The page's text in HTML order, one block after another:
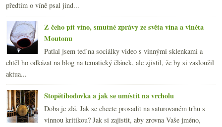
předtím o víně psal jind...
Z čeho pít víno, smutné zprávy ze světa vína a viněta
Moutonu
Patlal jsem teď na sociálky video s vinnými sklenkami a
chtěl ho odkázat na blog na tematický článek, ale zjistil, že by si zasloužil
aktua...
Stopětibodovka a jak se umístit na vrcholu
Doba je zlá. Jak se chcete prosadit na saturovaném trhu s
vinnou kritikou? Jak si zajistit, aby zrovna Vaše jméno,